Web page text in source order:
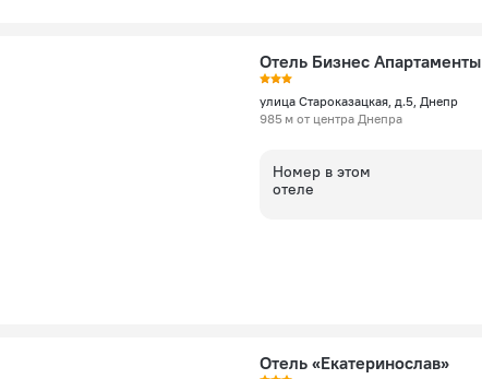
Отель Бизнес Апартаменты
улица Староказацкая, д.5, Днепр
985 м от центра Днепра
Номер в этом
отеле
Отель «Екатеринослав»